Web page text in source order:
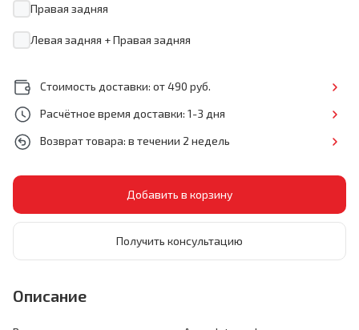
Правая задняя
Левая задняя + Правая задняя
Стоимость доставки: от 490 руб.
Расчётное время доставки: 1-3 дня
Возврат товара: в течении 2 недель
Получить консультацию
Описание